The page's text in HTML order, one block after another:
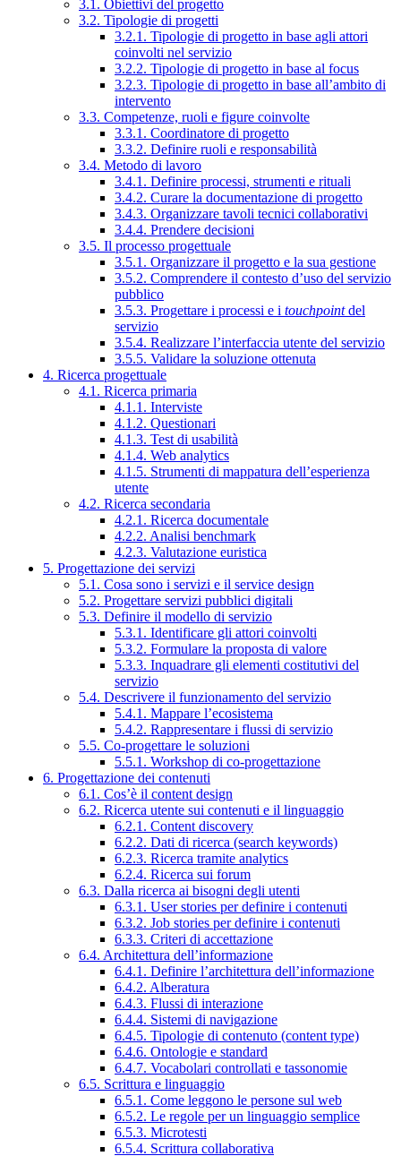
3.1. Obiettivi del progetto
3.2. Tipologie di progetti
3.2.1. Tipologie di progetto in base agli attori
coinvolti nel servizio
3.2.2. Tipologie di progetto in base al focus
3.2.3. Tipologie di progetto in base all’ambito di
intervento
3.3. Competenze, ruoli e figure coinvolte
3.3.1. Coordinatore di progetto
3.3.2. Definire ruoli e responsabilità
3.4. Metodo di lavoro
3.4.1. Definire processi, strumenti e rituali
3.4.2. Curare la documentazione di progetto
3.4.3. Organizzare tavoli tecnici collaborativi
3.4.4. Prendere decisioni
3.5. Il processo progettuale
3.5.1. Organizzare il progetto e la sua gestione
3.5.2. Comprendere il contesto d’uso del servizio
pubblico
3.5.3. Progettare i processi e i touchpointdel
servizio
3.5.4. Realizzare l’interfaccia utente del servizio
3.5.5. Validare la soluzione ottenuta
4. Ricerca progettuale
4.1. Ricerca primaria
4.1.1. Interviste
4.1.2. Questionari
4.1.3. Test di usabilità
4.1.4. Web analytics
4.1.5. Strumenti di mappatura dell’esperienza
utente
4.2. Ricerca secondaria
4.2.1. Ricerca documentale
4.2.2. Analisi benchmark
4.2.3. Valutazione euristica
5. Progettazione dei servizi
5.1. Cosa sono i servizi e il service design
5.2. Progettare servizi pubblici digitali
5.3. Definire il modello di servizio
5.3.1. Identificare gli attori coinvolti
5.3.2. Formulare la proposta di valore
5.3.3. Inquadrare gli elementi costitutivi del
servizio
5.4. Descrivere il funzionamento del servizio
5.4.1. Mappare l’ecosistema
5.4.2. Rappresentare i flussi di servizio
5.5. Co-progettare le soluzioni
5.5.1. Workshop di co-progettazione
6. Progettazione dei contenuti
6.1. Cos’è il content design
6.2. Ricerca utente sui contenuti e il linguaggio
6.2.1. Content discovery
6.2.2. Dati di ricerca (search keywords)
6.2.3. Ricerca tramite analytics
6.2.4. Ricerca sui forum
6.3. Dalla ricerca ai bisogni degli utenti
6.3.1. User stories per definire i contenuti
6.3.2. Job stories per definire i contenuti
6.3.3. Criteri di accettazione
6.4. Architettura dell’informazione
6.4.1. Definire l’architettura dell’informazione
6.4.2. Alberatura
6.4.3. Flussi di interazione
6.4.4. Sistemi di navigazione
6.4.5. Tipologie di contenuto (content type)
6.4.6. Ontologie e standard
6.4.7. Vocabolari controllati e tassonomie
6.5. Scrittura e linguaggio
6.5.1. Come leggono le persone sul web
6.5.2. Le regole per un linguaggio semplice
6.5.3. Microtesti
6.5.4. Scrittura collaborativa